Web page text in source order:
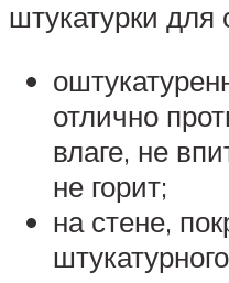
штукатурки для
отлично
влаге, не
не горит;
на стене,